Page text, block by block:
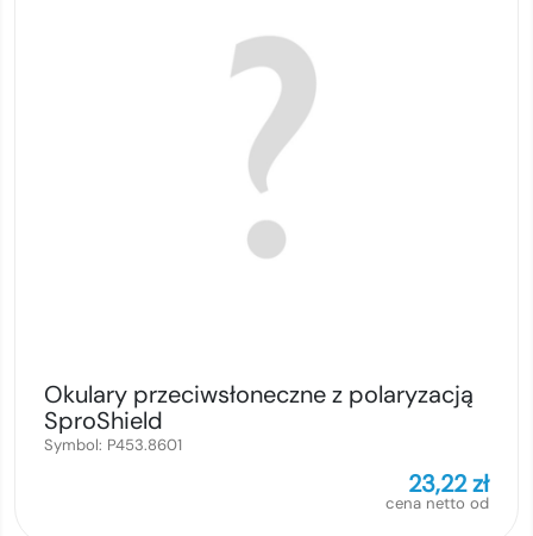
Okulary przeciwsłoneczne z polaryzacją
SproShield
Symbol: P453.8601
23,22zł
cena netto od